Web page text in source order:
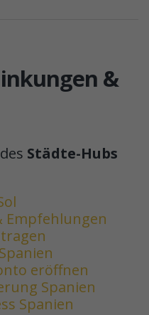
&
Städte-Hubs
Empfehlungen
eröffnen
Spanien
Spanien